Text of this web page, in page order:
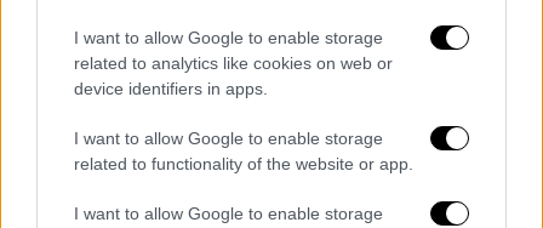
I want to allow Google to enable storage
related to analytics like cookies on web or
device identifiers in apps.
I want to allow Google to enable storage
related to functionality of the website or app.
I want to allow Google to enable storage
νοσοκομείο. Τα θύματα ήταν αλλοδαποί.
Από την πρώτη εικόνα που εχουν οι Αρχές
προκύπτει ότι δεν πρόκειται για ληστεία
αλλά για ξεκαθάρισμα λογαριασμών.